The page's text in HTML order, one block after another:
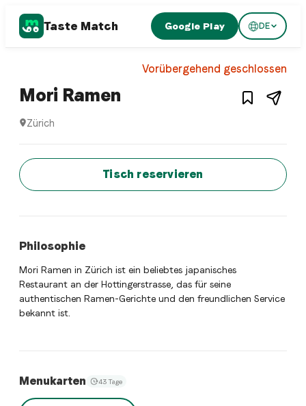
Taste Match Google Play DE
Japanese restaurant
Vorübergehend geschlossen
Mori Ramen – Restaurant inZürich
Zürich
Jetzt sofort einen Tisch
Tisch reservieren
Philosophie
Mori Ramen in Zürich ist ein beliebtes japanisches
Restaurant an der Hottingerstrasse, das für seine
authentischen Ramen-Gerichte und den freundlichen Service
bekannt ist.
Menukarten 43 Tage